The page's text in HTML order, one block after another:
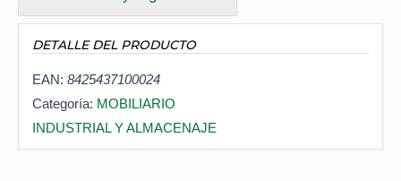
DETALLE DEL PRODUCTO
EAN: 8425437100024
Categoría: MOBILIARIO
INDUSTRIAL Y ALMACENAJE